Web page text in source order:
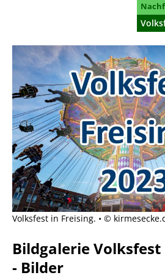
Volksfest in Freising. • ©
Bildgalerie Volksfest
- Bilder